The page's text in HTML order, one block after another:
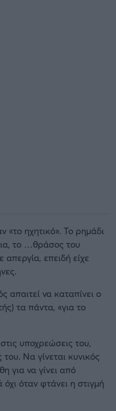
«το ηχητικό». Το ρημάδι
το …θράσος του
απεργία, επειδή είχε
να καταπίνει ο
τα πάντα, «για το
υποχρεώσεις του,
του. Να γίνεται κυνικός
για να γίνει από
όταν φτάνει η στιγμή